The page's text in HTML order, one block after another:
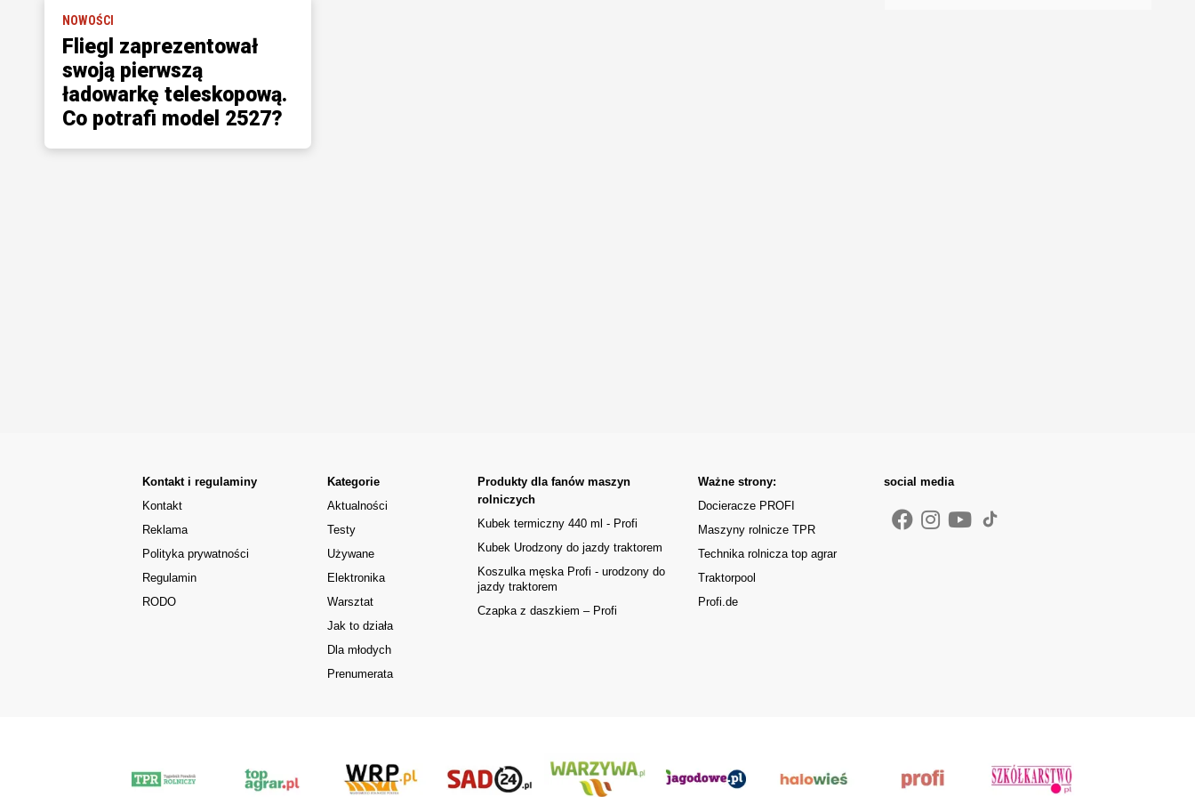
NOWOŚCI
Fliegl zaprezentował
swoją pierwszą
ładowarkę teleskopową.
Co potrafi model 2527?
Kontakt i regulaminy
Kontakt
Reklama
Polityka prywatności
Regulamin
RODO
Kategorie
Aktualności
Testy
Używane
Elektronika
Warsztat
Jak to działa
Dla młodych
Prenumerata
Produkty dla fanów maszyn
rolniczych
Kubek termiczny 440 ml - Profi
Kubek Urodzony do jazdy traktorem
Koszulka męska Profi - urodzony do
jazdy traktorem
Czapka z daszkiem – Profi
Ważne strony:
Docieracze PROFI
Maszyny rolnicze TPR
Technika rolnicza top agrar
Traktorpool
Profi.de
social media